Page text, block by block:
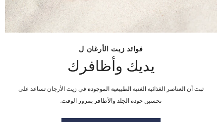
فوائد زيت الأرغان ل
يديك وأظافرك
ثبت أن العناصر الغذائية الغنية الطبيعية الموجودة في زيت الأرجان تساعد على
تحسين جودة الجلد والأظافر بمرور الوقت.